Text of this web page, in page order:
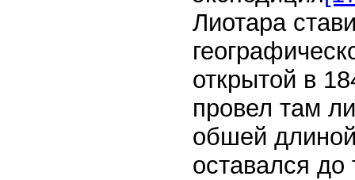
Лиотара
открытой в
провел там
обшей длиной
оставался